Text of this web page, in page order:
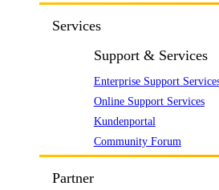
Services
Support & Services
Enterprise Support
Online Support Services
Kundenportal
Community Forum
Partner